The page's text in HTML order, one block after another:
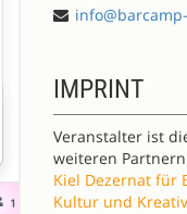
IMPRINT
Veranstalter ist
weiteren
Kiel Dezernat für
Kultur und